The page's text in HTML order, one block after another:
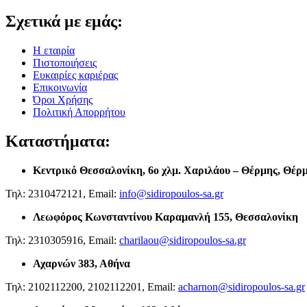
Σχετικά με εμάς:
Η εταιρία
Πιστοποιήσεις
Ευκαιρίες καριέρας
Επικοινωνία
Όροι Χρήσης
Πολιτική Απορρήτου
Καταστήματα:
Κεντρικό Θεσσαλονίκη, 6ο χλμ. Χαριλάου – Θέρμης,
Τηλ: 2310472121, Email: info@sidiropoulos-sa.gr
Λεωφόρος Κωνσταντίνου Καραμανλή 155, Θεσσαλονίκη
Τηλ: 2310305916, Email: charilaou@sidiropoulos-sa.gr
Αχαρνών 383, Αθήνα
Τηλ: 2102112200, 2102112201, Email: acharnon@sidiropoulos-sa.gr